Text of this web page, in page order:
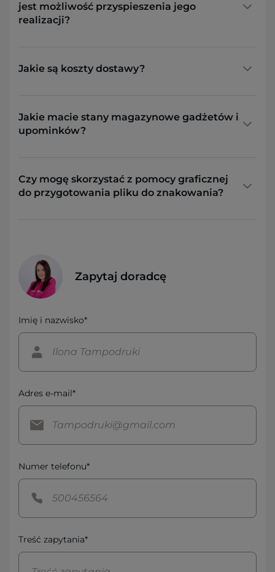
jest możliwość przyspieszenia jego
realizacji?
Jakie są koszty dostawy?
Jakie macie stany magazynowe gadżetów i
upominków?
Czy mogę skorzystać z pomocy graficznej
do przygotowania pliku do znakowania?
Zapytaj doradcę
Imię i nazwisko*
Adres e-mail*
Numer telefonu*
Treść zapytania*